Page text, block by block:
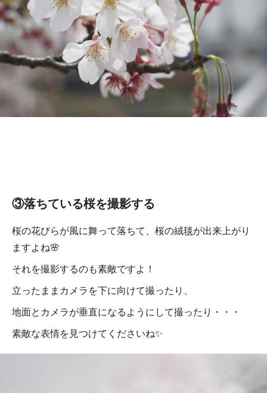
③落ちている桜を撮影する
桜の花びらが風に舞って落ちて、桜の絨毯が出来上がり
ますよね🌸
それを撮影するのも素敵ですよ！
立ったままカメラを下に向けて撮ったり、
地面とカメラが垂直になるようにして撮ったり・・・
素敵な表情を見つけてくださいね✨